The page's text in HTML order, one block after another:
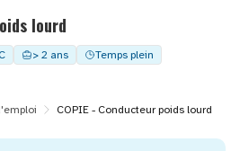
lourd
> 2 ans
Temps plein
COPIE - Conducteur poids lourd